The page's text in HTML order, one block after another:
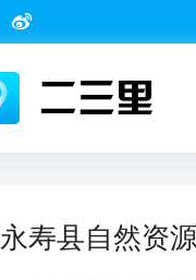
永寿县自然资